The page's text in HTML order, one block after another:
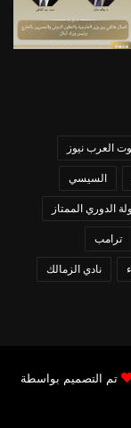
العرب نيوز
السيسي
الدوري الممتاز
ترامب
نادي الزمالك
تم التصميم بواسطة